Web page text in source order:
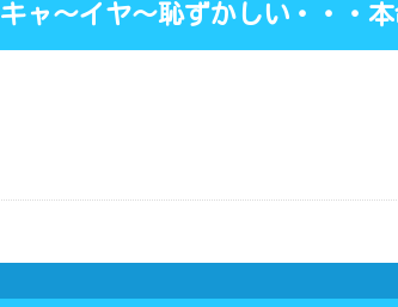
キャ～イヤ～恥ずかしい・・